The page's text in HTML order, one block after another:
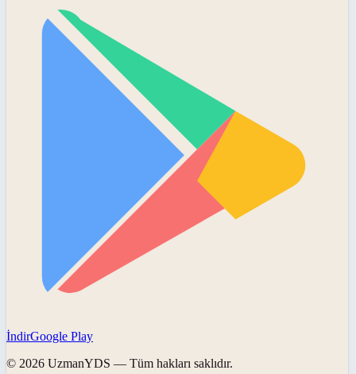
İndirGoogle Play
© 2026 UzmanYDS — Tüm hakları saklıdır.